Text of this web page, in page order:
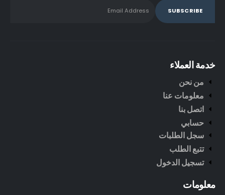
خدمة العملاء
من نحن
معلومات عنا
اتصل بنا
حسابي
سجل الطلبات
تتبع الطلب
تسجيل الدخول
معلومات